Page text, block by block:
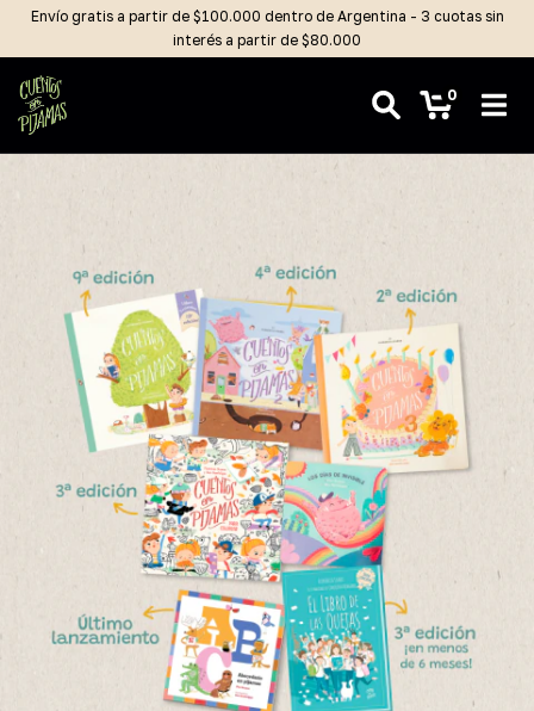
Envío gratis a partir de $100.000 dentro de Argentina - 3 cuotas sin
interés a partir de $80.000
0